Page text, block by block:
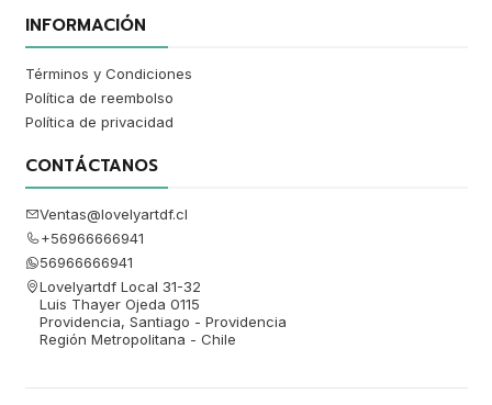
INFORMACIÓN
Términos y Condiciones
Política de reembolso
Política de privacidad
CONTÁCTANOS
Ventas@lovelyartdf.cl
+56966666941
56966666941
Lovelyartdf Local 31-32
Luis Thayer Ojeda 0115
Providencia, Santiago - Providencia
Región Metropolitana - Chile